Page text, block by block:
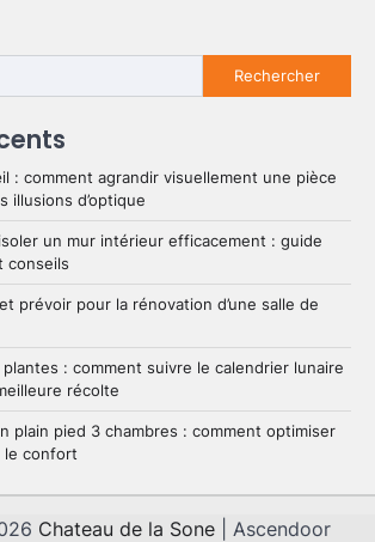
Rechercher
: comment agrandir visuellement une pièce
illusions d’optique
un mur intérieur efficacement : guide
conseils
prévoir pour la rénovation d’une salle de
: comment suivre le calendrier lunaire
récolte
plain pied 3 chambres : comment optimiser
le confort
Chateau de la Sone | Ascendoor